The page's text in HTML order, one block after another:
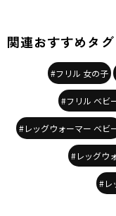
関連おすすめタグ
#フリル 女の子
#フリル ベビ
#レッグウォーマー ベビ
#レッグウ
#レ